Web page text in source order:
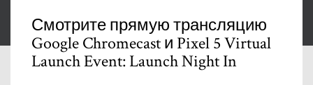
Смотрите прямую трансляцию
Google Chromecast и Pixel 5 Virtual
Launch Event: Launch Night In